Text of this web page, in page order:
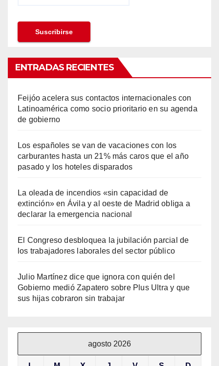
ENTRADAS RECIENTES
Feijóo acelera sus contactos internacionales con
Latinoamérica como socio prioritario en su agenda
de gobierno
Los españoles se van de vacaciones con los
carburantes hasta un 21% más caros que el año
pasado y los hoteles disparados
La oleada de incendios «sin capacidad de
extinción» en Ávila y al oeste de Madrid obliga a
declarar la emergencia nacional
El Congreso desbloquea la jubilación parcial de
los trabajadores laborales del sector público
Julio Martínez dice que ignora con quién del
Gobierno medió Zapatero sobre Plus Ultra y que
sus hijas cobraron sin trabajar
agosto 2026